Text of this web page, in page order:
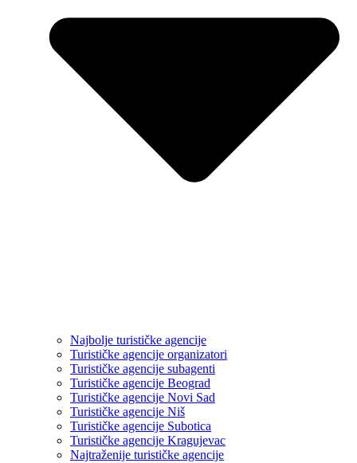
Najbolje turističke agencije
Turističke agencije organizatori
Turističke agencije subagenti
Turističke agencije Beograd
Turističke agencije Novi Sad
Turističke agencije Niš
Turističke agencije Subotica
Turističke agencije Kragujevac
Najtraženije turističke agencije